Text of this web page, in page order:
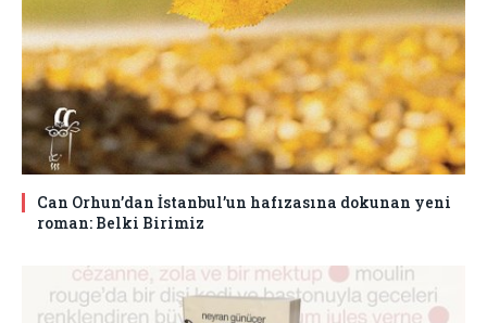
Can Orhun’dan İstanbul’un hafızasına dokunan yeni
roman: Belki Birimiz